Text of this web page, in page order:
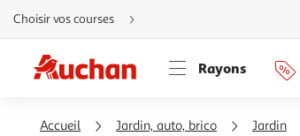
Aller
directement
au
Aller
directement
à
Aller
directement
Choisir vos courses
Rayons
Accueil Jardin, auto, brico Jardin